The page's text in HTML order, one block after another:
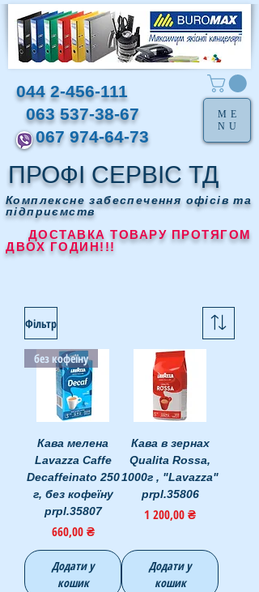
ПРОФІ СЕРВІС ТД
Комплексне забеспечення офісів та
підприємств
ДОСТАВКА ТОВАРУ ПРОТЯГОМ
ДВОХ ГОДИН!!!
044 2-456-111
063 537-38-67
067 974-64-73
ME
NU
Фільтр
без кофеїну
Кава мелена
Lavazza Caffe
Decaffeinato 250
г, без кофеїну
prpl.35807
Ціна
660,00 ₴
Додати у
кошик
Кава в зернах
Qualita Rossa,
1000г , "Lavazza"
prpl.35806
Ціна
1 200,00 ₴
Додати у
кошик